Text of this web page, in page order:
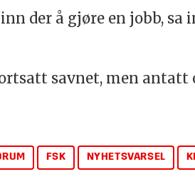
der å gjøre en jobb, sa
savnet, men
FSK NYHETSVARSEL